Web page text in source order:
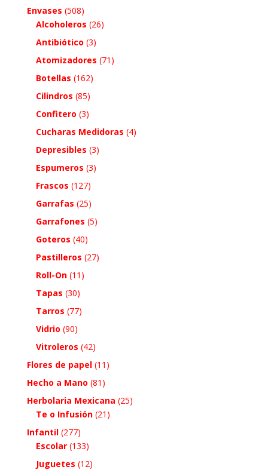
Envases (508)
Alcoholeros (26)
Antibiótico (3)
Atomizadores (71)
Botellas (162)
Cilindros (85)
Confitero (3)
Cucharas Medidoras (4)
Depresibles (3)
Espumeros (3)
Frascos (127)
Garrafas (25)
Garrafones (5)
Goteros (40)
Pastilleros (27)
Roll-On (11)
Tapas (30)
Tarros (77)
Vidrio (90)
Vitroleros (42)
Flores de papel (11)
Hecho a Mano (81)
Herbolaria Mexicana (25)
Te o Infusión (21)
Infantil (277)
Escolar (133)
Juguetes (12)